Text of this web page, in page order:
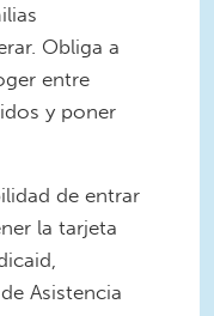
Obliga a
entre
y poner
de entrar
la tarjeta
Asistencia